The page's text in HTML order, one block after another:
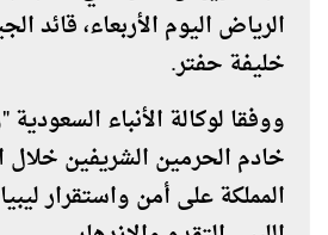
الرياض اليوم الأربعاء، قائد
خليفة حفتر.
ووفقا لوكالة الأنباء
خادم الحرمين الشريفين
المملكة على أمن واستقرار